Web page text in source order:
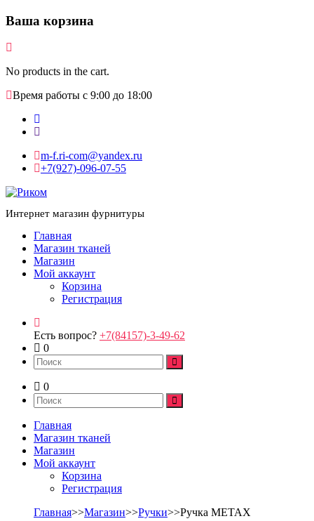
Ваша корзина
No products in the cart.
Время работы с 9:00 до 18:00
m-f.ri-com@yandex.ru
+7(927)-096-07-55
Интернет магазин фурнитуры
Главная
Магазин тканей
Магазин
Мой аккаунт
Корзина
Регистрация
Есть вопрос? +7(84157)-3-49-62
0
0
Главная
Магазин тканей
Магазин
Мой аккаунт
Корзина
Регистрация
Главная>>Магазин>>Ручки>>Ручка METAX